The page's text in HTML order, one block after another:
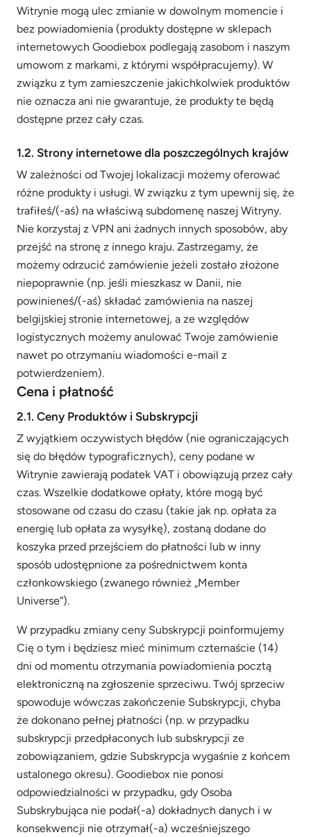
Witrynie mogą ulec zmianie w dowolnym momencie i
bez powiadomienia (produkty dostępne w sklepach
internetowych Goodiebox podlegają zasobom i naszym
umowom z markami, z którymi współpracujemy). W
związku z tym zamieszczenie jakichkolwiek produktów
nie oznacza ani nie gwarantuje, że produkty te będą
dostępne przez cały czas.
1.2. Strony internetowe dla poszczególnych krajów
W zależności od Twojej lokalizacji możemy oferować
różne produkty i usługi. W związku z tym upewnij się, że
trafiłeś/(-aś) na właściwą subdomenę naszej Witryny.
Nie korzystaj z VPN ani żadnych innych sposobów, aby
przejść na stronę z innego kraju. Zastrzegamy, że
możemy odrzucić zamówienie jeżeli zostało złożone
niepoprawnie (np. jeśli mieszkasz w Danii, nie
powinieneś/(-aś) składać zamówienia na naszej
belgijskiej stronie internetowej, a ze względów
logistycznych możemy anulować Twoje zamówienie
nawet po otrzymaniu wiadomości e-mail z
potwierdzeniem).
Cena i płatność
2.1. Ceny Produktów i Subskrypcji
Z wyjątkiem oczywistych błędów (nie ograniczających
się do błędów typograficznych), ceny podane w
Witrynie zawierają podatek VAT i obowiązują przez cały
czas. Wszelkie dodatkowe opłaty, które mogą być
stosowane od czasu do czasu (takie jak np. opłata za
energię lub opłata za wysyłkę), zostaną dodane do
koszyka przed przejściem do płatności lub w inny
sposób udostępnione za pośrednictwem konta
członkowskiego (zwanego również „Member
Universe”).
W przypadku zmiany ceny Subskrypcji poinformujemy
Cię o tym i będziesz mieć minimum czternaście (14)
dni od momentu otrzymania powiadomienia pocztą
elektroniczną na zgłoszenie sprzeciwu. Twój sprzeciw
spowoduje wówczas zakończenie Subskrypcji, chyba
że dokonano pełnej płatności (np. w przypadku
subskrypcji przedpłaconych lub subskrypcji ze
zobowiązaniem, gdzie Subskrypcja wygaśnie z końcem
ustalonego okresu). Goodiebox nie ponosi
odpowiedzialności w przypadku, gdy Osoba
Subskrybująca nie podał(-a) dokładnych danych i w
konsekwencji nie otrzymał(-a) wcześniejszego